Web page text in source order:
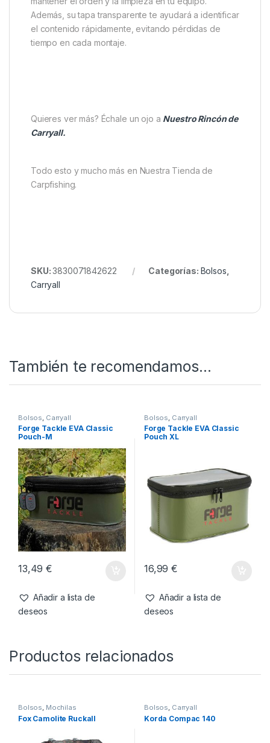
Además, su tapa transparente te ayudará a identificar
el contenido rápidamente, evitando pérdidas de
tiempo en cada montaje.
Quieres ver más? Échale un ojo a Nuestro Rincón de
Carryall.
Todo esto y mucho más en Nuestra Tienda de
Carpfishing.
SKU:3830071842622 Categorías: Bolsos
Carryall
También te recomendamos…
Bolsos Carryall
Forge Tackle EVA Classic
Pouch-M
13,49€
Añadir a lista de
deseos
Bolsos Carryall
Forge Tackle EVA Classic
Pouch XL
16,99€
Añadir a lista de
deseos
Productos relacionados
Bolsos, Mochilas
Fox Camolite Ruckall
Bolsos, Carryall
Korda Compac 140